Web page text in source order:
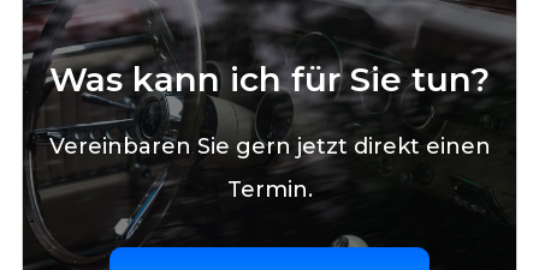
Was kann ich für Sie tun?
Vereinbaren Sie gern jetzt direkt einen
Termin.